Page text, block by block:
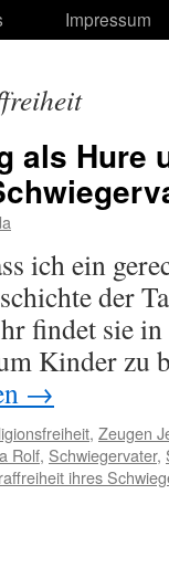
Impressum
als Hure
ich ein
der
findet sie
Kinder zu
→
, Zeugen
Rolf, Schwiegervater,
ihres